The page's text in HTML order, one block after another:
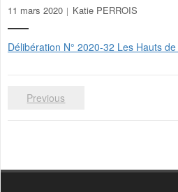
11 mars 2020 Katie PERROIS
Délibération N° 2020-32 Les Hauts
Previous